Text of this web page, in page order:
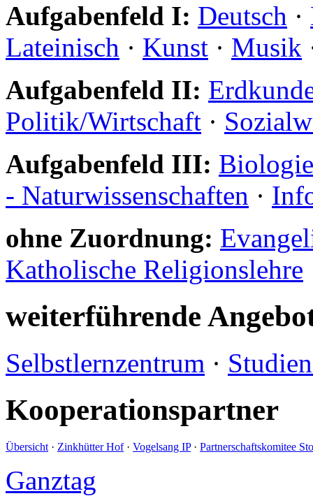
Aufgabenfeld I: Deutsch ·
Lateinisch · Kunst · Musik
Aufgabenfeld II:
Politik/Wirtschaft ·
Aufgabenfeld III: Biologie
- Naturwissenschaften ·
ohne Zuordnung:
Katholische Religionslehre
weiterführende
Selbstlernzentrum ·
Kooperationspartner
Übersicht · Zinkhütter Hof· Vogelsang IP· Partnerschaftskomitee
Ganztag